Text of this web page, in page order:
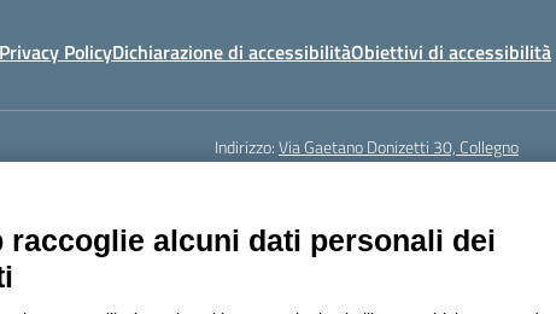
Privacy PolicyDichiarazione di accessibilitàObiettivi di accessibilità
Indirizzo:Via Gaetano Donizetti 30, Collegno
Codice meccanografico:toic8cg002
raccoglie alcuni dati personali dei